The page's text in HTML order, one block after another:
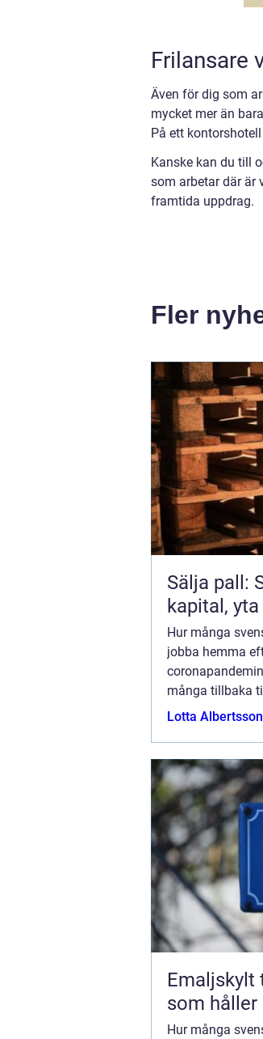
Frilansare
Även för dig som
mycket mer än
På ett
Kanske kan du till
som arbetar där är
framtida uppdrag.
Fler
Sälja pall:
kapital,
Hur många
jobba hemma
många tillbaka
arbetsplatser
Lotta Albertsson
Emaljskylt tidlös skyltning
som
Hur många